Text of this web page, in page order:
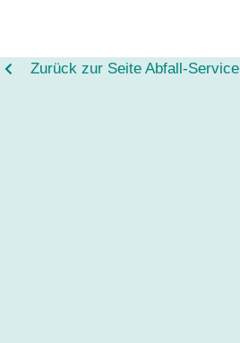
Zurück zur Seite Abfall-Service